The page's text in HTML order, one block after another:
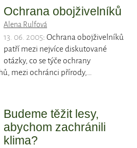
Ochrana obojživelníků
Alena Rulfová
13. 06. 2005: Ochrana obojživelníků
patří mezi nejvíce diskutované
otázky, co se týče ochrany
mezi ochránci přírody,…
Budeme těžit lesy,
abychom zachránili
klima?